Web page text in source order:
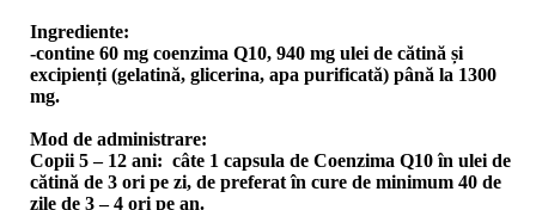
Ingrediente:
-contine 60 mg coenzima Q10, 940 mg ulei de cătină și
excipienți (gelatină, glicerina, apa purificată) până la 1300
mg.
Mod de administrare:
Copii 5 – 12 ani: câte 1 capsula de Coenzima Q10 în ulei de
cătină de 3 ori pe zi, de preferat în cure de minimum 40 de
zile de 3 – 4 ori pe an.